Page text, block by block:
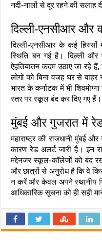
नदी-नालों से दूर रहने की सलाह
दिल्ली-एनसीआर और
दिल्ली-एनसीआर के कई हिस्सों
स्थिति बन गई है। दिल्ली
ऐहतियातन कदम उठाए जा रहे
लोगों को बिना वजह घर से
भारत के कर्नाटक में भी
स्तर पर स्कूल बंद कर दिए गए हैं।
मुंबई और गुजरात में
महाराष्ट्र की राजधानी मुंबई
कारण रेड अलर्ट जारी है। इन
मद्देनजर स्कूल-कॉलेजों को बंद
और छात्रों से अनुरोध है कि वे
न करें और केवल अपने स्थानीय
आधिकारिक सूचना को ही सही